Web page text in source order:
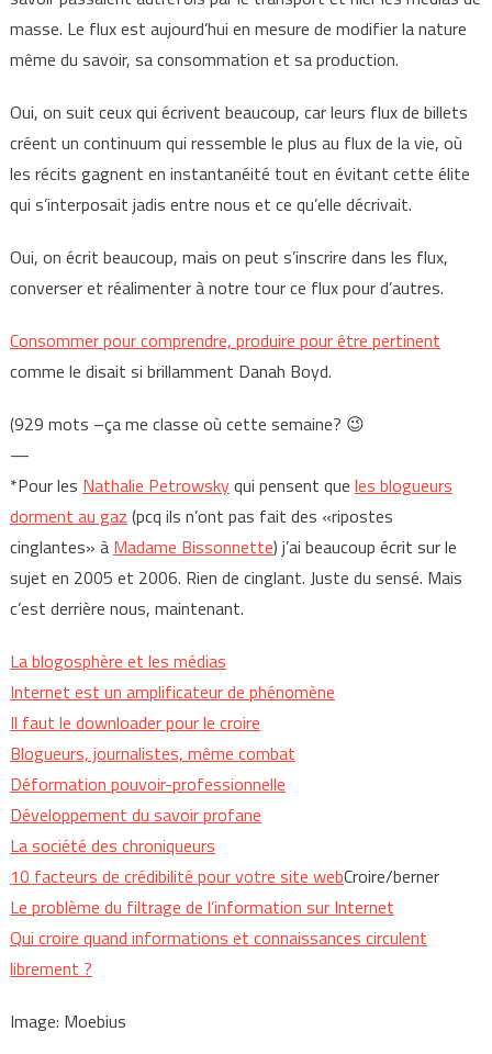
masse. Le flux est aujourd’hui en mesure de modifier la nature
même du savoir, sa consommation et sa production.
Oui, on suit ceux qui écrivent beaucoup, car leurs flux de billets
créent un continuum qui ressemble le plus au flux de la vie, où
les récits gagnent en instantanéité tout en évitant cette élite
qui s’interposait jadis entre nous et ce qu’elle décrivait.
Oui, on écrit beaucoup, mais on peut s’inscrire dans les flux,
converser et réalimenter à notre tour ce flux pour d’autres.
Consommer pour comprendre, produire pour être pertinent
comme le disait si brillamment Danah Boyd.
(929 mots –ça me classe où cette semaine? 😉
—
*Pour les Nathalie Petrowskyqui pensent que les blogueurs
dorment au gaz (pcq ils n’ont pas fait des «ripostes
cinglantes» à Madame Bissonnette) j’ai beaucoup écrit sur le
sujet en 2005 et 2006. Rien de cinglant. Juste du sensé. Mais
c’est derrière nous, maintenant.
La blogosphère et les médias
Internet est un amplificateur de phénomène
Il faut le downloader pour le croire
Blogueurs, journalistes, même combat
Déformation pouvoir-professionnelle
Développement du savoir profane
La société des chroniqueurs
10 facteurs de crédibilité pour votre site webCroire/berner
Le problème du filtrage de l’information sur Internet
Qui croire quand informations et connaissances circulent
librement ?
Image: Moebius